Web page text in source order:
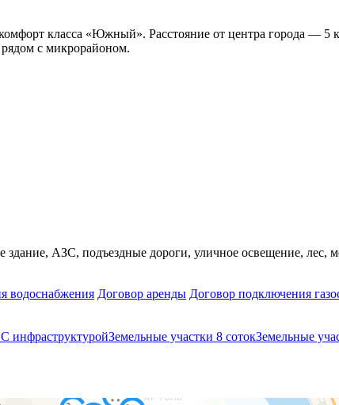
класса «Южный». Расстояние от центра города — 5
рядом с микрорайоном.
здание, АЗС, подъездные дороги, уличное освещение, лес,
водоснабжения Договор аренды Договор подключения
инфраструктуройЗемельные участки 8 сотокЗемельные